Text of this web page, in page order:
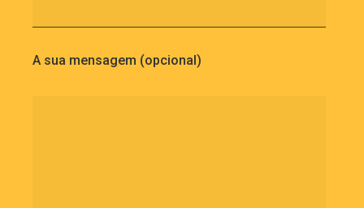
A sua mensagem (opcional)